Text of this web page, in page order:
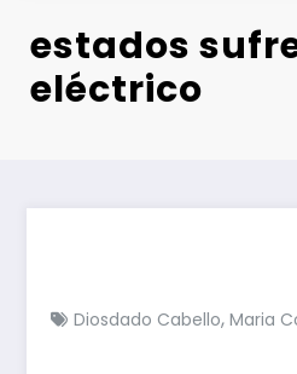
estados
eléctrico
Diosdado Cabello, Maria